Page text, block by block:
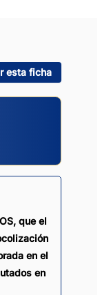
esta ficha
que el
en el
en